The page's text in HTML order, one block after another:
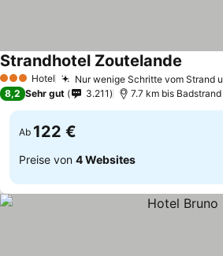
3 SterneHotel Nur wenige Schritte vom Strand
Strandhotel Zoutelande
8,2 Sehr gut 3.211 7.7 km bis
Ab 122 €
Preise von 4 Websites